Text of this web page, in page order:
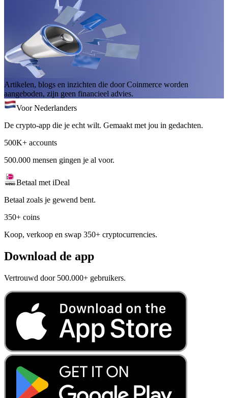
Artikelen, blogs en inzichten die door Coinmerce worden
aangeboden, zijn geen financieel advies.
Voor Nederlanders
De crypto-app die je echt wilt. Gemaakt met jou in gedachten.
500K+ accounts
500.000 mensen gingen je al voor.
Betaal met iDeal
Betaal zoals je gewend bent.
350+ coins
Koop, verkoop en swap 350+ cryptocurrencies.
Download de app
Vertrouwd door 500.000+ gebruikers.